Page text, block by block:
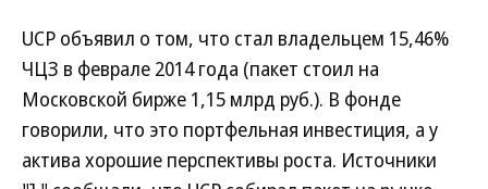
UCP объявил о том, что стал владельцем 15,46%
ЧЦЗ в феврале 2014 года (пакет стоил на
Московской бирже 1,15 млрд руб.). В фонде
говорили, что это портфельная инвестиция, а у
актива хорошие перспективы роста. Источники